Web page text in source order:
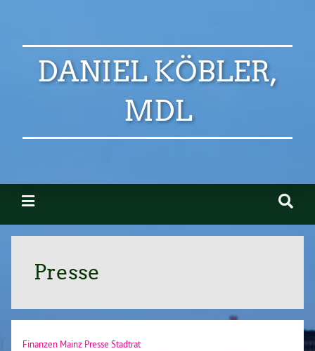
DANIEL KÖBLER,
MDL
Presse
Finanzen Mainz Presse Stadtrat